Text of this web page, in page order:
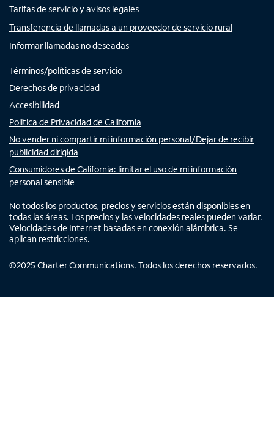
Tarifas de servicio y avisos legales
Transferencia de llamadas a un proveedor de servicio rural
Informar llamadas no deseadas
Términos/políticas de servicio
Derechos de privacidad
Accesibilidad
Política de Privacidad de California
No vender ni compartir mi información personal/Dejar de recibir
publicidad dirigida
Consumidores de California: limitar el uso de mi información
personal sensible
No todos los productos, precios y servicios están disponibles en
todas las áreas. Los precios y las velocidades reales pueden variar.
Velocidades de Internet basadas en conexión alámbrica. Se
aplican restricciones.
©2025 Charter Communications. Todos los derechos reservados.